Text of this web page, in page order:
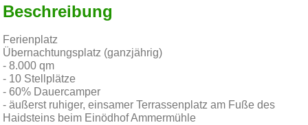
Beschreibung
Ferienplatz
Übernachtungsplatz (ganzjährig)
- 8.000 qm
- 10 Stellplätze
- 60% Dauercamper
- äußerst ruhiger, einsamer Terrassenplatz am Fuße des
Haidsteins beim Einödhof Ammermühle